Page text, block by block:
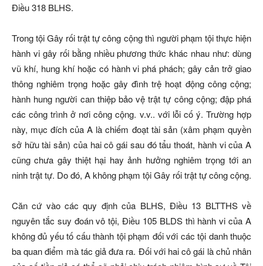
Điều 318 BLHS.
Trong tội Gây rối trật tự công cộng thì người phạm tội thực hiện
hành vi gây rối bằng nhiều phương thức khác nhau như: dùng
vũ khí, hung khí hoặc có hành vi phá phách; gây cản trở giao
thông nghiêm trọng hoặc gây đình trệ hoạt động công cộng;
hành hung người can thiệp bảo vệ trật tự công cộng; đập phá
các công trình ở nơi công cộng. v.v.. với lỗi cố ý. Trường hợp
này, mục đích của A là chiếm đoạt tài sản (xâm phạm quyền
sở hữu tài sản) của hai cô gái sau đó tẩu thoát, hành vi của A
cũng chưa gây thiệt hại hay ảnh hưởng nghiêm trọng tới an
ninh trật tự. Do đó, A không phạm tội Gây rối trật tự công cộng.
Căn cứ vào các quy định của BLHS, Điều 13 BLTTHS về
nguyên tắc suy đoán vô tội, Điều 105 BLDS thì hành vi của A
không đủ yếu tố cấu thành tội phạm đối với các tội danh thuộc
ba quan điểm mà tác giả đưa ra. Đối với hai cô gái là chủ nhân